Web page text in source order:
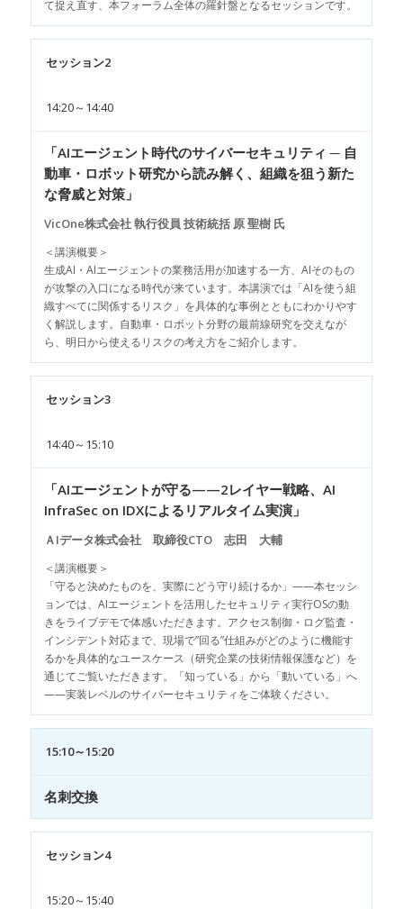
て捉え直す、本フォーラム全体の羅針盤となるセッションです。
セッション2
14:20～14:40
「AIエージェント時代のサイバーセキュリティ ─ 自
動車・ロボット研究から読み解く、組織を狙う新た
な脅威と対策」
VicOne株式会社 執行役員 技術統括 原 聖樹 氏
＜講演概要＞
生成AI・AIエージェントの業務活用が加速する一方、AIそのもの
が攻撃の入口になる時代が来ています。本講演では「AIを使う組
織すべてに関係するリスク」を具体的な事例とともにわかりやす
く解説します。自動車・ロボット分野の最前線研究を交えなが
ら、明日から使えるリスクの考え方をご紹介します。
セッション3
14:40～15:10
「AIエージェントが守る——2レイヤー戦略、AI
InfraSec on IDXによるリアルタイム実演」
ＡIデータ株式会社 取締役CTO 志田 大輔
＜講演概要＞
「守ると決めたものを、実際にどう守り続けるか」——本セッシ
ョンでは、AIエージェントを活用したセキュリティ実行OSの動
きをライブデモで体感いただきます。アクセス制御・ログ監査・
インシデント対応まで、現場で”回る”仕組みがどのように機能す
るかを具体的なユースケース（研究企業の技術情報保護など）を
通じてご覧いただきます。「知っている」から「動いている」へ
——実装レベルのサイバーセキュリティをご体験ください。
15:10～15:20
名刺交換
セッション4
15:20～15:40